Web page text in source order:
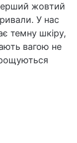
жовтий
У нас
темну шкіру,
вагою не